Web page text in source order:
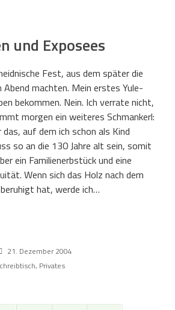
und Exposees
Fest, aus dem später die
Abend machten. Mein erstes Yule-
bekommen. Nein. Ich verrate nicht,
morgen ein weiteres Schmankerl:
das, auf dem ich schon als Kind
so an die 130 Jahre alt sein, somit
ein Familienerbstück und eine
Wenn sich das Holz nach dem
hat, werde ich…
21. Dezember 2004
, Privates